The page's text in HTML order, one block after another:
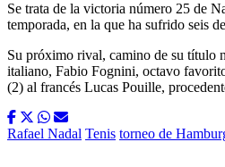
Se trata de la victoria número 25 de
temporada, en la que ha sufrido seis
Su próximo rival, camino de su título
italiano, Fabio Fognini, octavo
(2) al francés Lucas Pouille,
Rafael Nadal Tenis torneo de